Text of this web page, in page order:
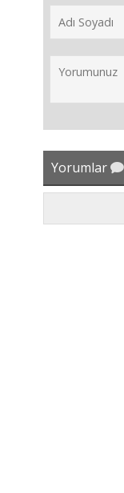
Yorumlar